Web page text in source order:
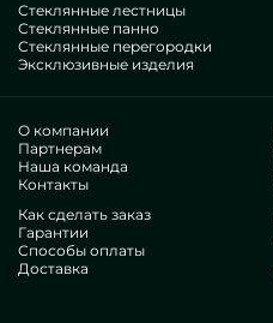
Стеклянные лестницы
Стеклянные панно
Стеклянные перегородки
Эксклюзивные изделия
О компании
Партнерам
Наша команда
Контакты
Как сделать заказ
Гарантии
Способы оплаты
Доставка